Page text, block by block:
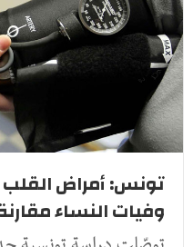
تونس: أمراض
وفيات النساء